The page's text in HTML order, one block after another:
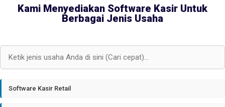
Kami Menyediakan Software Kasir Untuk
Berbagai Jenis Usaha
Software Kasir Retail